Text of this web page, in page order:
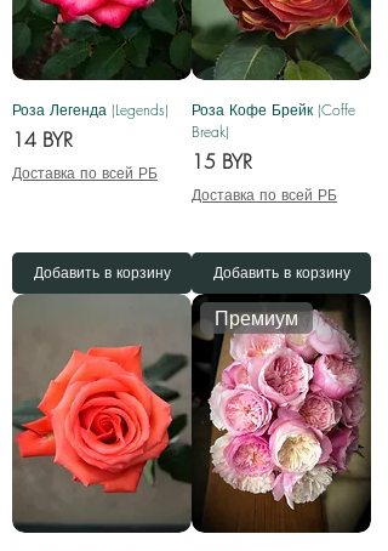
Роза Легенда (Legends)
Цена
14 BYR
Доставка по всей РБ
Добавить в корзину
Роза Кофе Брейк (Coffe
Break)
Цена
15 BYR
Доставка по всей РБ
Добавить в корзину
Премиум